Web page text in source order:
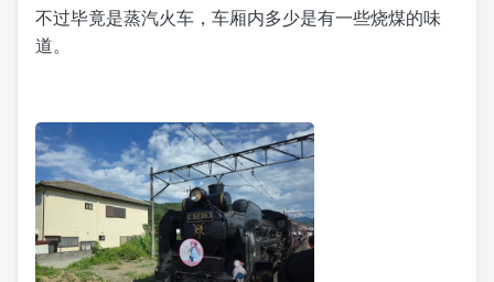
不过毕竟是蒸汽火车，车厢内多少是有一些烧煤的味
道。